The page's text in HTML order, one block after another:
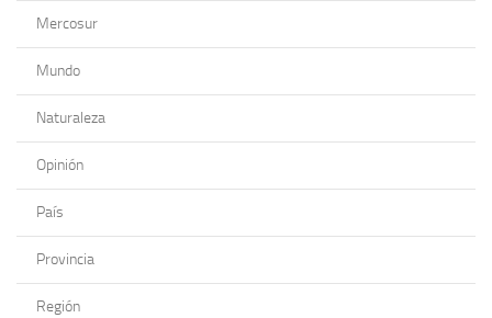
Mercosur
Mundo
Naturaleza
Opinión
País
Provincia
Región